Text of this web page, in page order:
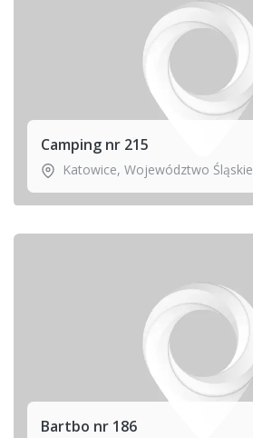
Camping nr 215
Katowice, Województwo Śląskie
Bartbo nr 186